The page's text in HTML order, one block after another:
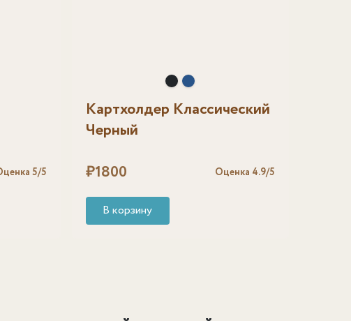
5/5
Картхолдер Классический
Черный
₽1800 Оценка 4.9/5
В корзину